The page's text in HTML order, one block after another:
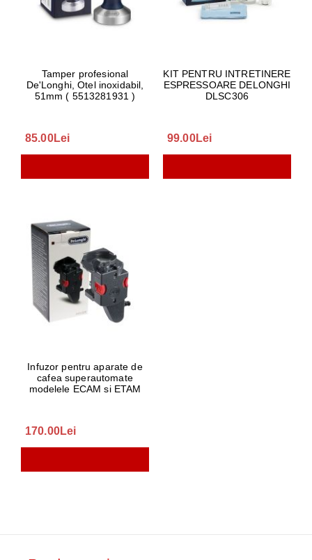
Tamper profesional
De'Longhi, Otel inoxidabil,
51mm ( 5513281931 )
85.00Lei
KIT PENTRU INTRETINERE
ESPRESSOARE DELONGHI
DLSC306
99.00Lei
Infuzor pentru aparate de
cafea superautomate
modelele ECAM si ETAM
170.00Lei